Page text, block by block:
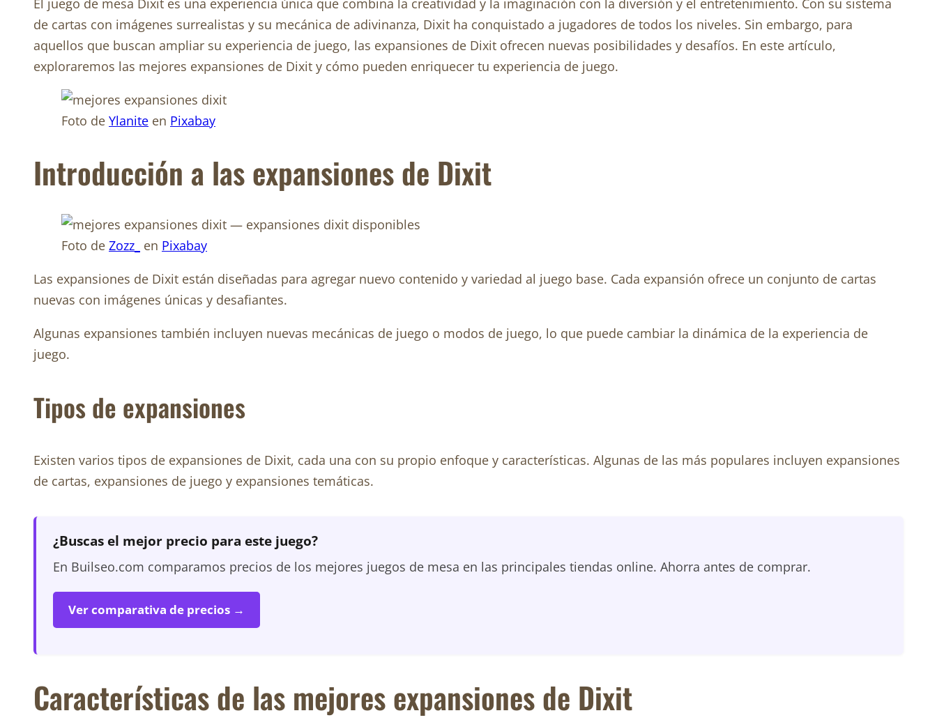
de cartas con imágenes surrealistas y su mecánica de adivinanza, Dixit ha conquistado a jugadores de todos los niveles. Sin embargo, para
aquellos que buscan ampliar su experiencia de juego, las expansiones de Dixit ofrecen nuevas posibilidades y desafíos. En este artículo,
exploraremos las mejores expansiones de Dixit y cómo pueden enriquecer tu experiencia de juego.
Foto de Ylanite en Pixabay
Introducción a las expansiones de Dixit
Foto de Zozz_ en Pixabay
Las expansiones de Dixit están diseñadas para agregar nuevo contenido y variedad al juego base. Cada expansión ofrece un conjunto de cartas
nuevas con imágenes únicas y desafiantes.
Algunas expansiones también incluyen nuevas mecánicas de juego o modos de juego, lo que puede cambiar la dinámica de la experiencia de
juego.
Tipos de expansiones
Existen varios tipos de expansiones de Dixit, cada una con su propio enfoque y características. Algunas de las más populares incluyen expansiones
de cartas, expansiones de juego y expansiones temáticas.
¿Buscas el mejor precio para este juego?
En Builseo.com comparamos precios de los mejores juegos de mesa en las principales tiendas online. Ahorra antes de comprar.
Ver comparativa de precios →
Características de las mejores expansiones de Dixit